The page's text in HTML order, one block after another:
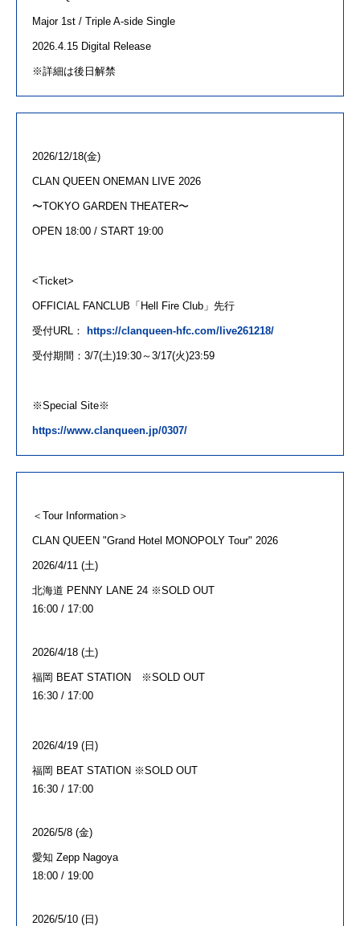
Major 1st / Triple A-side Single
2026.4.15 Digital Release
※詳細は後日解禁
2026/12/18(金)
CLAN QUEEN ONEMAN LIVE 2026
〜TOKYO GARDEN THEATER〜
OPEN 18:00 / START 19:00
<Ticket>
OFFICIAL FANCLUB「Hell Fire Club 」先行
受付URL ： https://clanqueen-hfc.com/live261218/
受付期間： 3/7(土)19:30～3/17(火)23:59
※Special Site※
https://www.clanqueen.jp/0307/
＜ Tour Information ＞
CLAN QUEEN "Grand Hotel MONOPOLY Tour" 2026
2026/4/11 (土)
北海道 PENNY LANE 24 ※SOLD OUT
16:00 / 17:00
2026/4/18 (土)
福岡 BEAT STATION ※SOLD OUT
16:30 / 17:00
2026/4/19 (日)
福岡 BEAT STATION ※SOLD OUT
16:30 / 17:00
2026/5/8 (金)
愛知 Zepp Nagoya
18:00 / 19:00
2026/5/10 (日)